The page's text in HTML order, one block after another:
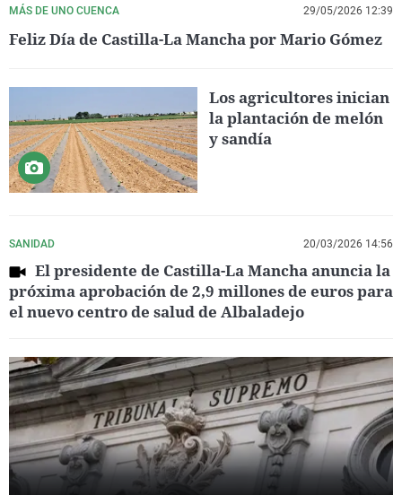
MÁS DE UNO CUENCA 29/05/2026 12:39
Feliz Día de Castilla-La Mancha por Mario Gómez
Los agricultores inician
la plantación de melón
y sandía
SANIDAD 20/03/2026 14:56
El presidente de Castilla-La Mancha anuncia la
próxima aprobación de 2,9 millones de euros para
el nuevo centro de salud de Albaladejo